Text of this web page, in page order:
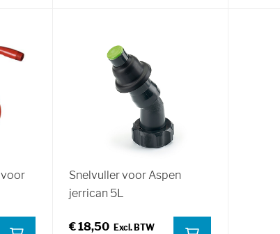
Snelvuller voor Aspen
jerrican 5L
€ 18,50